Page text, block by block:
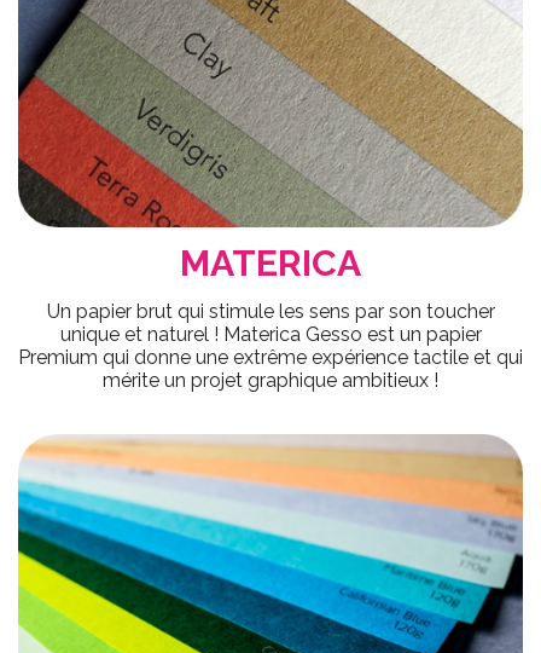
MATERICA
Un papier brut qui stimule les sens par son toucher
unique et naturel ! Materica Gesso est un papier
Premium qui donne une extrême expérience tactile et qui
mérite un projet graphique ambitieux !